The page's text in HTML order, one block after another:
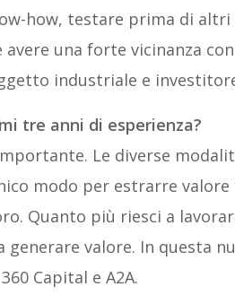
how, testare prima di altri
una forte vicinanza
industriale e
tre anni di esperienza?
Le diverse
modo per estrarre
Quanto più riesci a
valore. In questa
Capital e A2A.